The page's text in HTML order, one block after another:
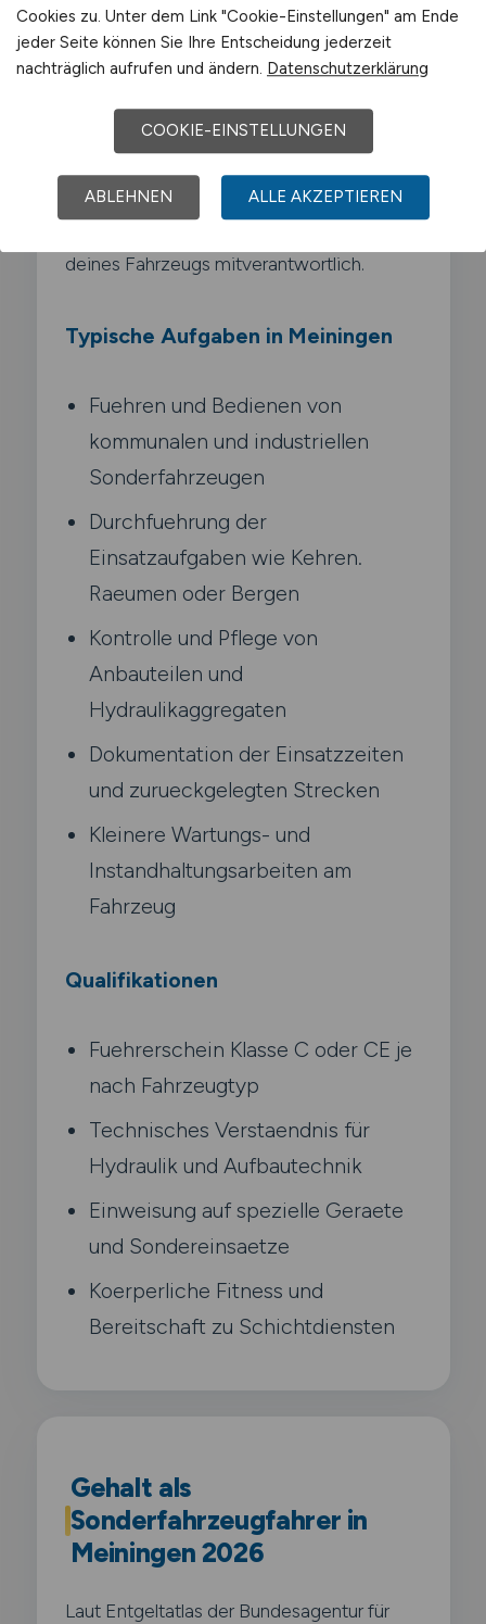
Abschleppwagen oder Spezialfahrzeuge
der Feuerwehr und Entsorgungsbetriebe.
Bedieneinheiten. Anbauteile und
Allroundtalent. Fahrer und Geraetefuehrer
deines Fahrzeugs mitverantwortlich.
Typische Aufgaben in Meiningen
Fuehren und Bedienen von
kommunalen und industriellen
Sonderfahrzeugen
Durchfuehrung der
Einsatzaufgaben wie Kehren.
Raeumen oder Bergen
Kontrolle und Pflege von
Anbauteilen und
Hydraulikaggregaten
Dokumentation der Einsatzzeiten
und zurueckgelegten Strecken
Kleinere Wartungs- und
Instandhaltungsarbeiten am
Fahrzeug
Qualifikationen
Fuehrerschein Klasse C oder CE je
nach Fahrzeugtyp
Technisches Verstaendnis für
Hydraulik und Aufbautechnik
Einweisung auf spezielle Geraete
und Sondereinsaetze
Koerperliche Fitness und
Bereitschaft zu Schichtdiensten
Gehalt als
Sonderfahrzeugfahrer in
Meiningen 2026
Laut Entgeltatlas der Bundesagentur für
Cookies zu. Unter dem Link "Cookie-Einstellungen" am Ende
jeder Seite können Sie Ihre Entscheidung jederzeit
nachträglich aufrufen und ändern. Datenschutzerklärung
COOKIE-EINSTELLUNGEN
ABLEHNEN ALLE AKZEPTIEREN